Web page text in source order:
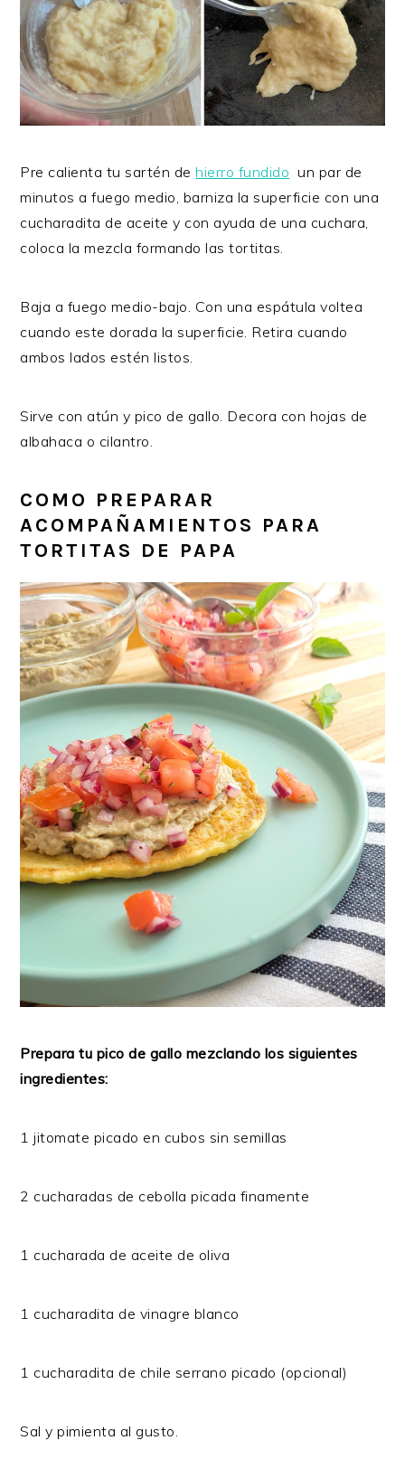
Pre calienta tu sartén de hierro fundido un par de
minutos a fuego medio, barniza la superficie con una
cucharadita de aceite y con ayuda de una cuchara,
coloca la mezcla formando las tortitas.
Baja a fuego medio-bajo. Con una espátula voltea
cuando este dorada la superficie. Retira cuando
ambos lados estén listos.
Sirve con atún y pico de gallo. Decora con hojas de
albahaca o cilantro.
COMO PREPARAR
ACOMPAÑAMIENTOS PARA
TORTITAS DE PAPA
Prepara tu pico de gallo mezclando los siguientes
ingredientes:
1 jitomate picado en cubos sin semillas
2 cucharadas de cebolla picada finamente
1 cucharada de aceite de oliva
1 cucharadita de vinagre blanco
1 cucharadita de chile serrano picado (opcional)
Sal y pimienta al gusto.